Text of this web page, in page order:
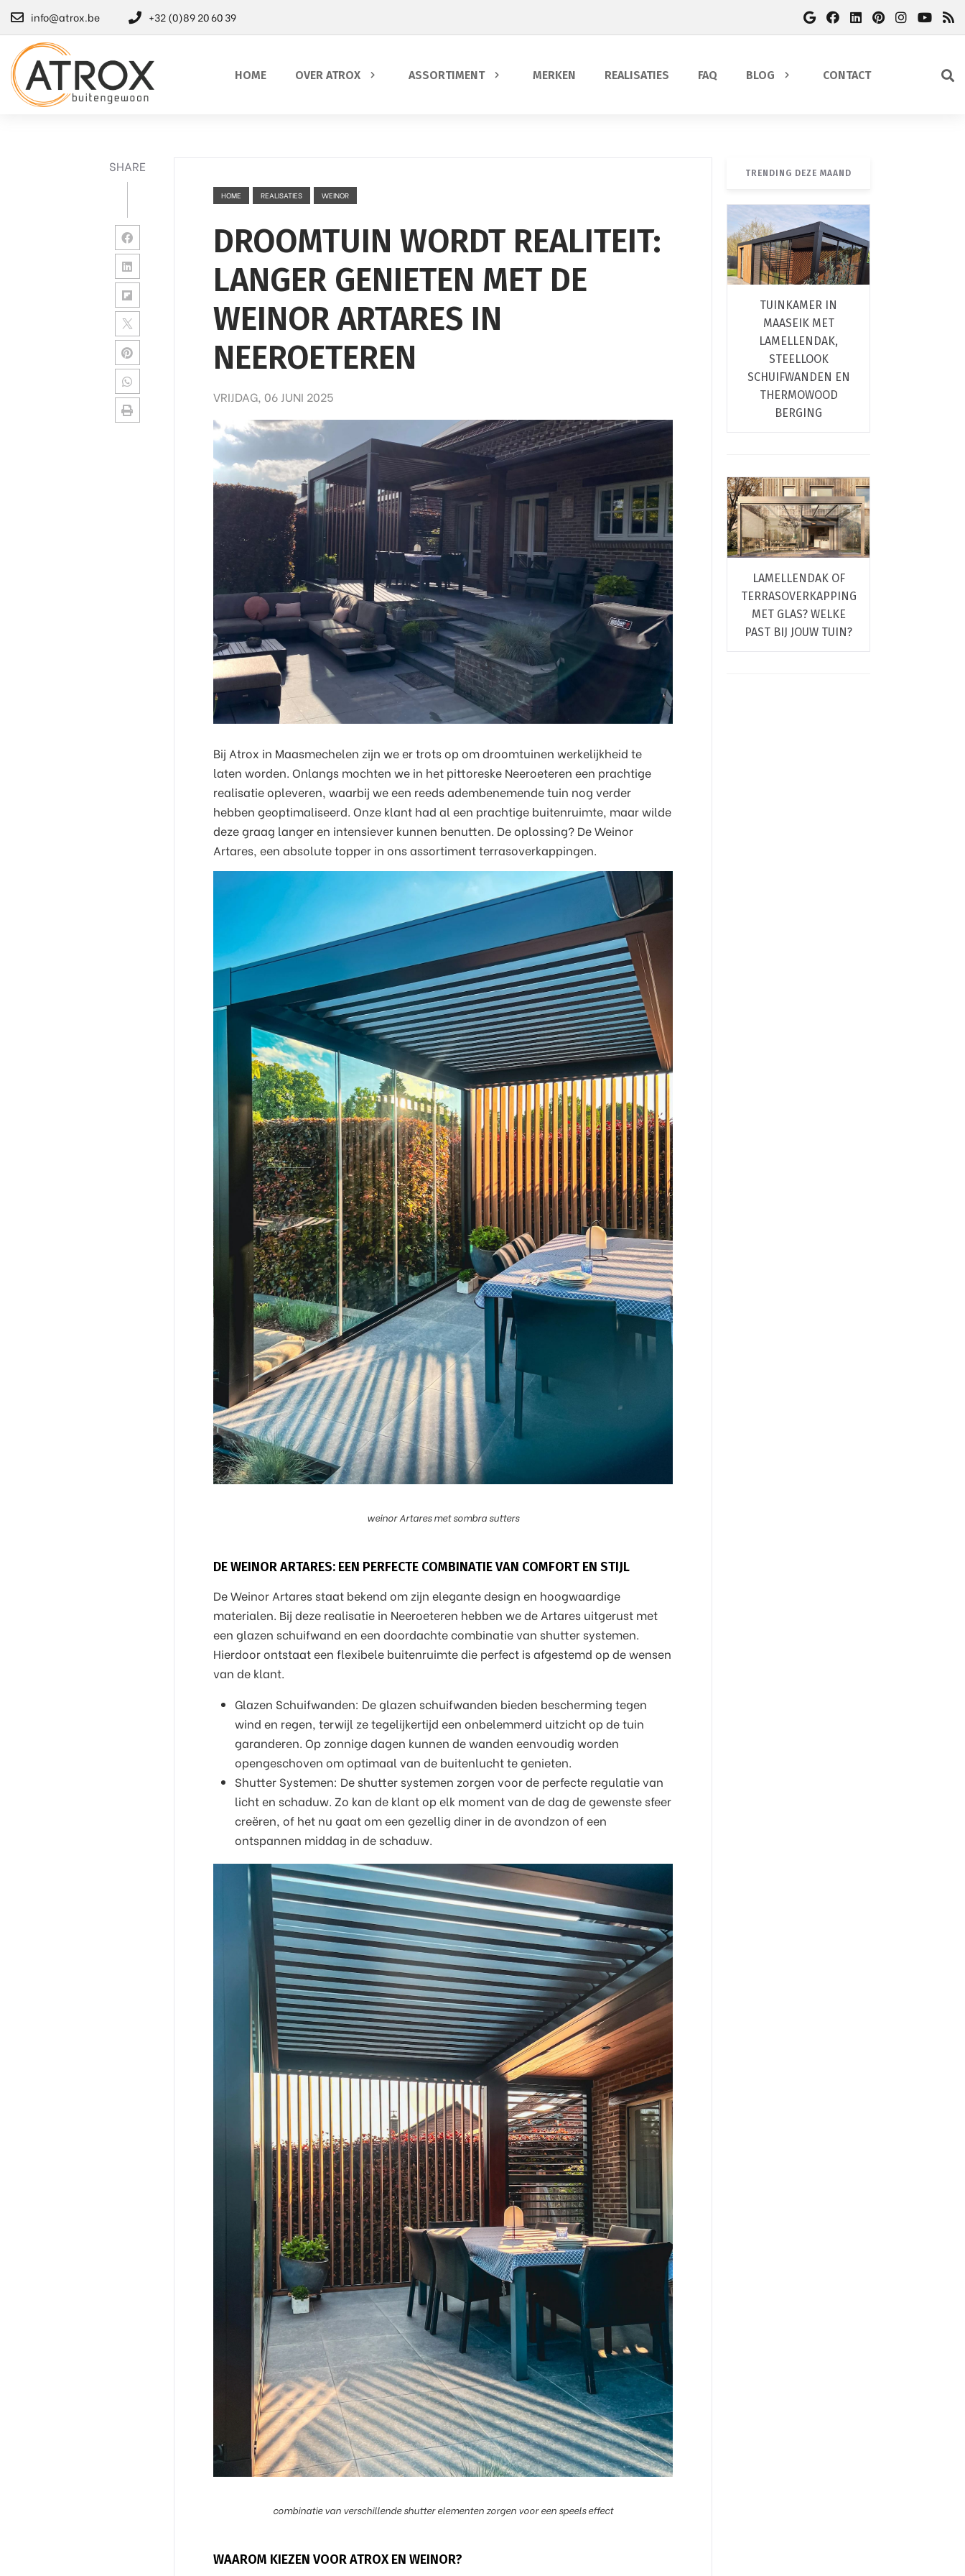
info@atrox.be +32 (0)89 20 60 39
HOME OVER ATROX ASSORTIMENT MERKEN REALISATIES FAQ BLOG CONTACT
SHARE
HOME REALISATIES WEINOR
DROOMTUIN WORDT REALITEIT:
LANGER GENIETEN MET DE
WEINOR ARTARES IN
NEEROETEREN
VRIJDAG, 06 JUNI 2025
Bij Atrox in Maasmechelen zijn we er trots op om droomtuinen werkelijkheid te
laten worden. Onlangs mochten we in het pittoreske Neeroeteren een prachtige
realisatie opleveren, waarbij we een reeds adembenemende tuin nog verder
hebben geoptimaliseerd. Onze klant had al een prachtige buitenruimte, maar wilde
deze graag langer en intensiever kunnen benutten. De oplossing? De Weinor
Artares, een absolute topper in ons assortiment terrasoverkappingen.
weinor Artares met sombra sutters
DE WEINOR ARTARES: EEN PERFECTE COMBINATIE VAN COMFORT EN STIJL
De Weinor Artares staat bekend om zijn elegante design en hoogwaardige
materialen. Bij deze realisatie in Neeroeteren hebben we de Artares uitgerust met
een glazen schuifwand en een doordachte combinatie van shutter systemen.
Hierdoor ontstaat een flexibele buitenruimte die perfect is afgestemd op de wensen
van de klant.
Glazen Schuifwanden: De glazen schuifwanden bieden bescherming tegen
wind en regen, terwijl ze tegelijkertijd een onbelemmerd uitzicht op de tuin
garanderen. Op zonnige dagen kunnen de wanden eenvoudig worden
opengeschoven om optimaal van de buitenlucht te genieten.
Shutter Systemen: De shutter systemen zorgen voor de perfecte regulatie van
licht en schaduw. Zo kan de klant op elk moment van de dag de gewenste sfeer
creëren, of het nu gaat om een gezellig diner in de avondzon of een
ontspannen middag in de schaduw.
combinatie van verschillende shutter elementen zorgen voor een speels effect
WAAROM KIEZEN VOOR ATROX EN WEINOR?
TRENDING DEZE MAAND
TUINKAMER IN
MAASEIK MET
LAMELLENDAK,
STEELLOOK
SCHUIFWANDEN EN
THERMOWOOD
BERGING
LAMELLENDAK OF
TERRASOVERKAPPING
MET GLAS? WELKE
PAST BIJ JOUW TUIN?